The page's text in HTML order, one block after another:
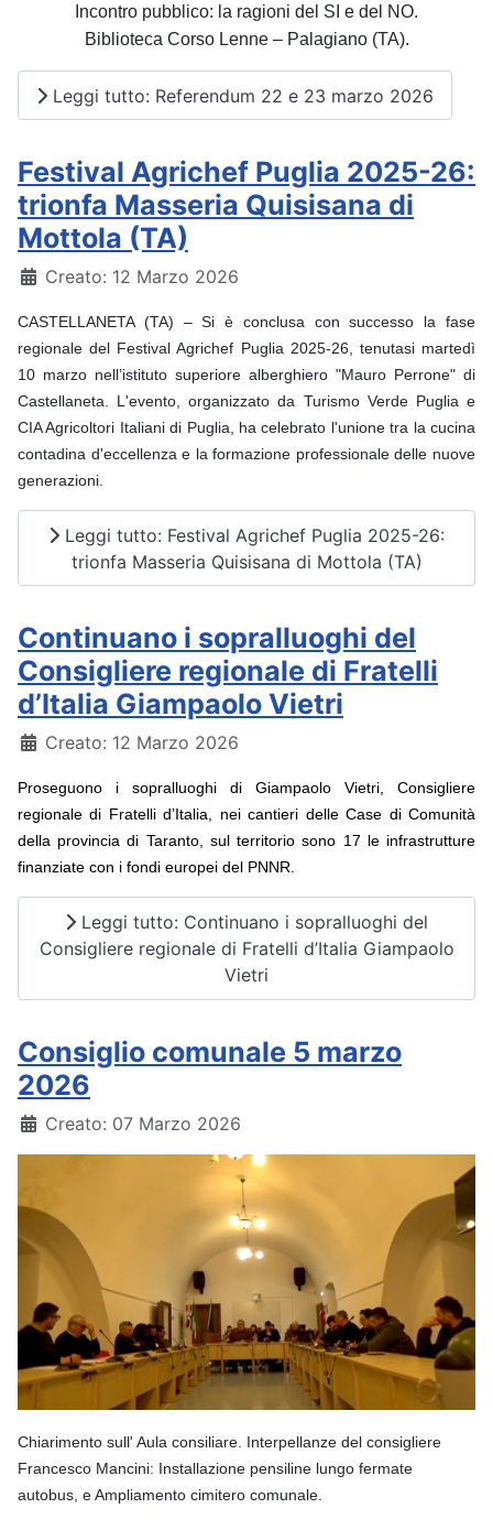
Incontro pubblico: la ragioni del SI e del NO.
Biblioteca Corso Lenne – Palagiano (TA).
Leggi tutto: Referendum 22 e 23 marzo 2026
Festival Agrichef Puglia 2025-26:
trionfa Masseria Quisisana di
Mottola (TA)
Dettagli
Creato: 12 Marzo 2026
CASTELLANETA (TA) –Si è conclusa con successo la fase
regionale del Festival Agrichef Puglia 2025-26, tenutasi martedì
10 marzo nell’istituto superiore alberghiero "Mauro Perrone" di
Castellaneta. L'evento, organizzato da Turismo Verde Puglia e
CIA Agricoltori Italiani di Puglia, ha celebrato l'unione tra la cucina
contadina d'eccellenza e la formazione professionale delle nuove
generazioni.
Leggi tutto: Festival Agrichef Puglia 2025-26:
trionfa Masseria Quisisana di Mottola (TA)
Continuano i sopralluoghi del
Consigliere regionale di Fratelli
d’Italia Giampaolo Vietri
Dettagli
Creato: 12 Marzo 2026
Proseguono i sopralluoghi di Giampaolo Vietri, Consigliere
regionale di Fratelli d’Italia, nei cantieri delle Case di Comunità
della provincia di Taranto, sul territorio sono 17 le infrastrutture
finanziate con i fondi europei del PNNR.
Leggi tutto: Continuano i sopralluoghi del
Consigliere regionale di Fratelli d’Italia Giampaolo
Vietri
Consiglio comunale 5 marzo
2026
Dettagli
Creato: 07 Marzo 2026
Chiarimento sull' Aula consiliare. Interpellanze del consigliere
Francesco Mancini: Installazione pensiline lungo fermate
autobus, e Ampliamento cimitero comunale.